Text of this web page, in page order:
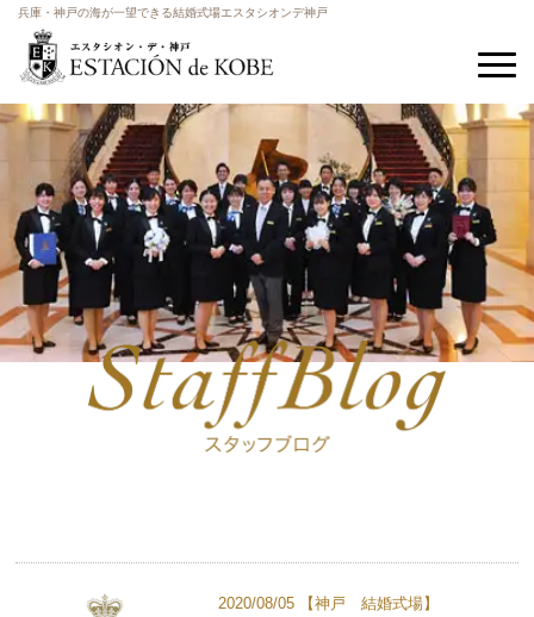
兵庫・神戸の海が一望できる結婚式場エスタシオンデ神戸
2020/08/05 【神戸 結婚式場】